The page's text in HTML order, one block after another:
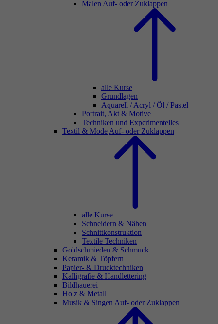
Malen Auf- oder Zuklappen
alle Kurse
Grundlagen
Aquarell / Acryl / Öl / Pastel
Portrait, Akt & Motive
Techniken und Experimentelles
Textil & Mode Auf- oder Zuklappen
alle Kurse
Schneidern & Nähen
Schnittkonstruktion
Textile Techniken
Goldschmieden & Schmuck
Keramik & Töpfern
Papier- & Drucktechniken
Kalligrafie & Handlettering
Bildhauerei
Holz & Metall
Musik & Singen Auf- oder Zuklappen